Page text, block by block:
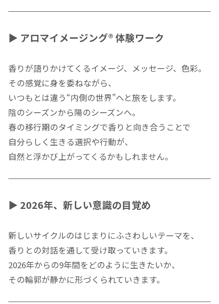
▶ アロマイメージング® 体験ワーク
香りが語りかけてくるイメージ、メッセージ、色彩。
その感覚に身を委ねながら、
いつもとは違う“内側の世界”へと旅をします。
陰のシーズンから陽のシーズンへ。
春の移行期のタイミングで香りと向き合うことで
自分らしく生きる選択や行動が、
自然と浮かび上がってくるかもしれません。
▶ 2026年、新しい意識の目覚め
新しいサイクルのはじまりにふさわしいテーマを、
香りとの対話を通して受け取っていきます。
2026年からの9年間をどのように生きたいか、
その輪郭が静かに形づくられていきます。